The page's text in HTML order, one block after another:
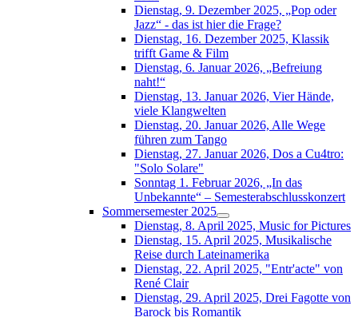
Dienstag, 9. Dezember 2025, „Pop oder
Jazz“ - das ist hier die Frage?
Dienstag, 16. Dezember 2025, Klassik
trifft Game & Film
Dienstag, 6. Januar 2026, „Befreiung
naht!“
Dienstag, 13. Januar 2026, Vier Hände,
viele Klangwelten
Dienstag, 20. Januar 2026, Alle Wege
führen zum Tango
Dienstag, 27. Januar 2026, Dos a Cu4tro:
"Solo Solare"
Sonntag 1. Februar 2026, „In das
Unbekannte“ – Semesterabschlusskonzert
Sommersemester 2025
Dienstag, 8. April 2025, Music for Pictures
Dienstag, 15. April 2025, Musikalische
Reise durch Lateinamerika
Dienstag, 22. April 2025, "Entr'acte" von
René Clair
Dienstag, 29. April 2025, Drei Fagotte von
Barock bis Romantik